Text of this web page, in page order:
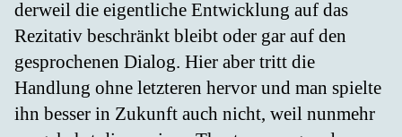
derweil die eigentliche Entwicklung auf das
Rezitativ beschränkt bleibt oder gar auf den
gesprochenen Dialog. Hier aber tritt die
Handlung ohne letzteren hervor und man spielte
ihn besser in Zukunft auch nicht, weil nunmehr